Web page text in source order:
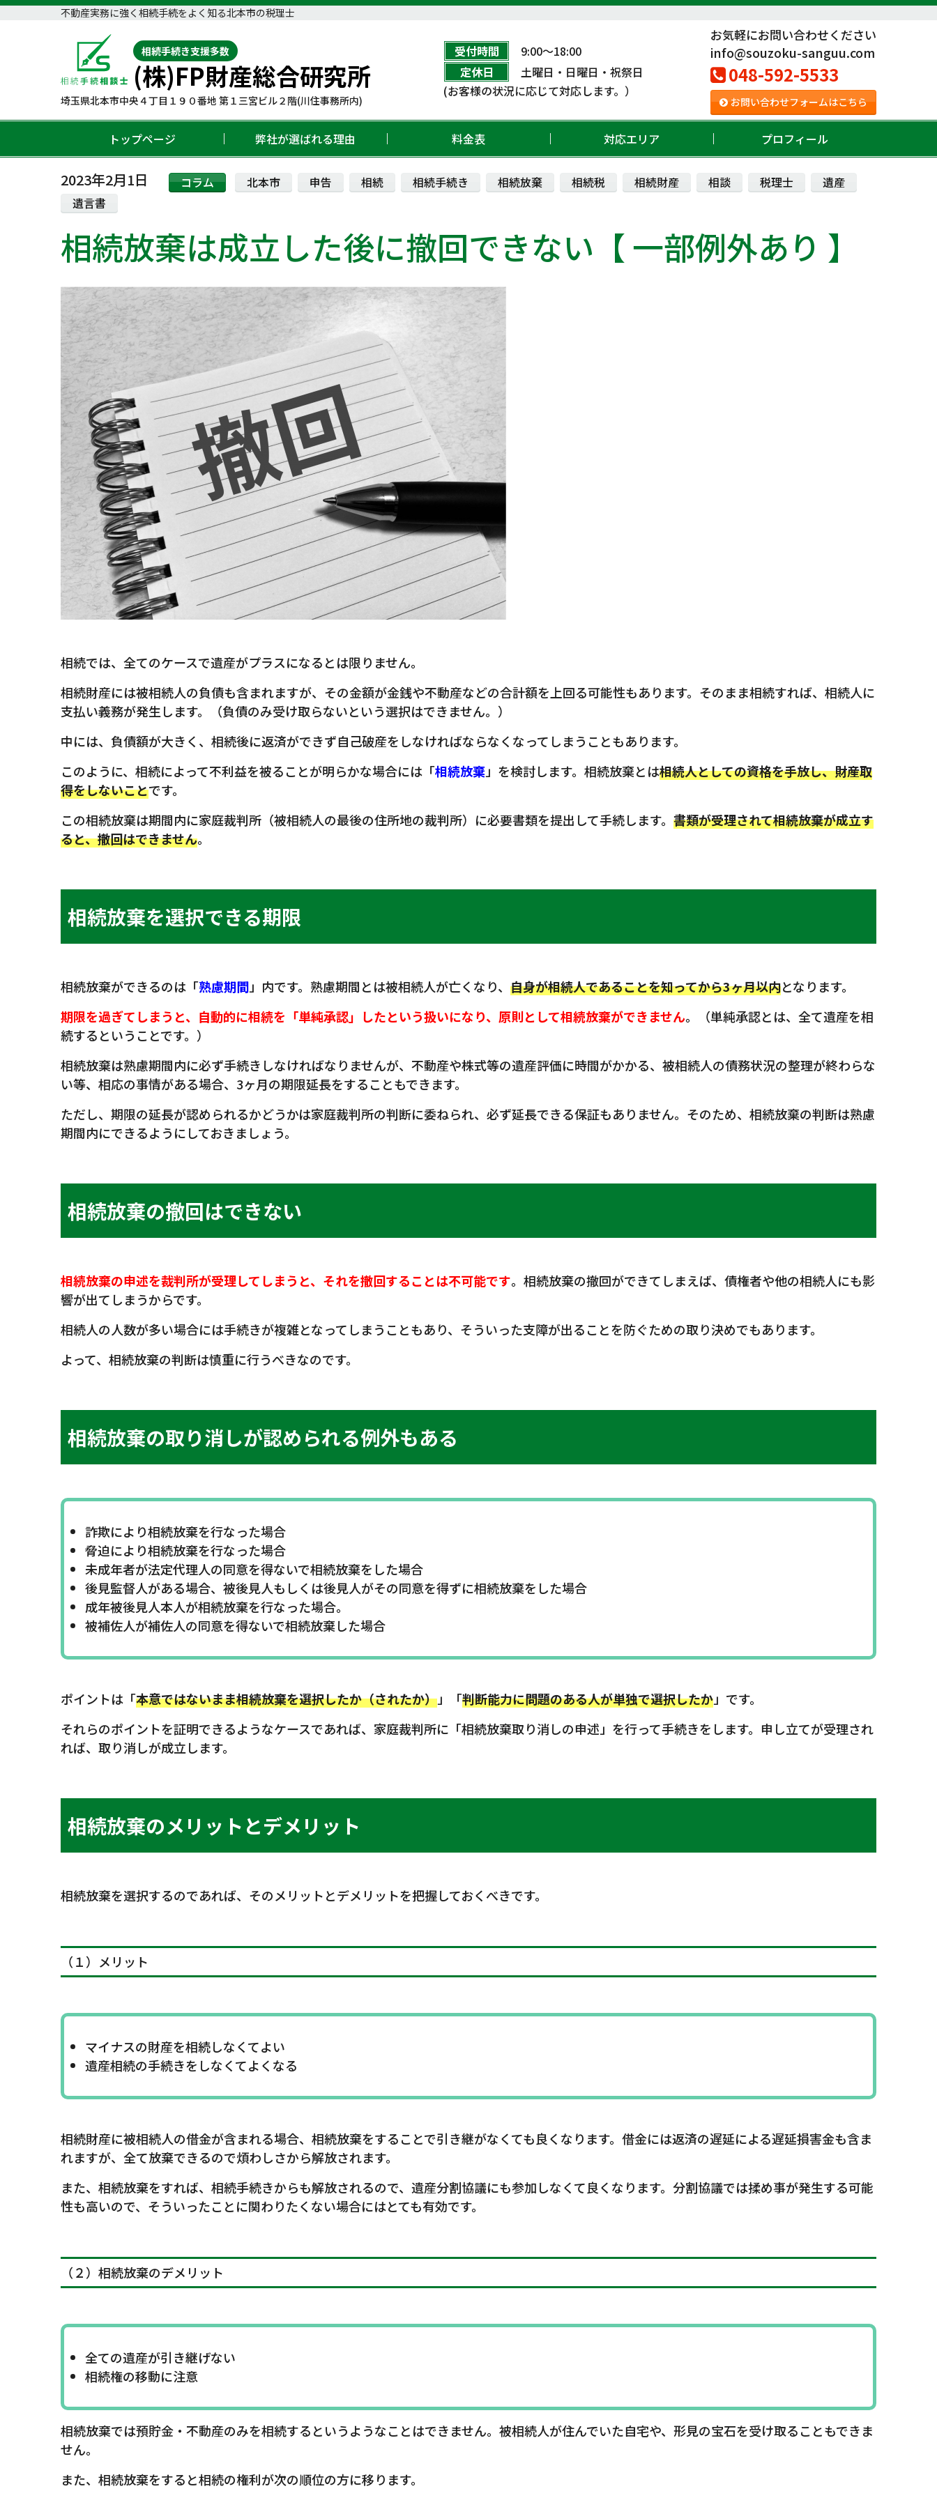
不動産実務に強く相続手続をよく知る北本市の税理士
相続手続き支援多数
(株)FP財産総合研究所
埼玉県北本市中央４丁目１９０番地 第１三宮ビル２階(川住事務所内)
受付時間
9:00〜18:00
定休日
土曜日・日曜日・祝祭日
(お客様の状況に応じて対応します。）
お気軽にお問い合わせください
info@souzoku-sanguu.com
048-592-5533
お問い合わせフォームはこちら
トップページ 弊社が選ばれる理由 料金表 対応エリア プロフィール
2023年2月1日 コラム 北本市 申告 相続 相続手続き 相続放棄 相続税 相続財産 相談 税理士
遺産
遺言書
相続放棄は成立した後に撤回できない【 一部例外あり 】
相続では、全てのケースで遺産がプラスになるとは限りません。
相続財産には被相続人の負債も含まれますが、その金額が金銭や不動産などの合計額を上回る可能性もあります。そのまま相続すれば、相続人に
支払い義務が発生します。（負債のみ受け取らないという選択はできません。）
中には、負債額が大きく、相続後に返済ができず自己破産をしなければならなくなってしまうこともあります。
このように、相続によって不利益を被ることが明らかな場合には「相続放棄」を検討します。相続放棄とは相続人としての資格を手放し、財産取
得をしないことです。
この相続放棄は期間内に家庭裁判所（被相続人の最後の住所地の裁判所）に必要書類を提出して手続します。 書類が受理されて相続放棄が成立す
ると、撤回はできません。
相続放棄を選択できる期限
相続放棄ができるのは「熟慮期間」内です。熟慮期間とは被相続人が亡くなり、 自身が相続人であることを知ってから3ヶ月以内となります。
期限を過ぎてしまうと、自動的に相続を「単純承認」したという扱いになり、原則として相続放棄ができません。（単純承認とは、全て遺産を相
続するということです。）
相続放棄は熟慮期間内に必ず手続きしなければなりませんが、不動産や株式等の遺産評価に時間がかかる、被相続人の債務状況の整理が終わらな
い等、相応の事情がある場合、3ヶ月の期限延長をすることもできます。
ただし、期限の延長が認められるかどうかは家庭裁判所の判断に委ねられ、必ず延長できる保証もありません。そのため、相続放棄の判断は熟慮
期間内にできるようにしておきましょう。
相続放棄の撤回はできない
相続放棄の申述を裁判所が受理してしまうと、それを撤回することは不可能です。相続放棄の撤回ができてしまえば、債権者や他の相続人にも影
響が出てしまうからです。
相続人の人数が多い場合には手続きが複雑となってしまうこともあり、そういった支障が出ることを防ぐための取り決めでもあります。
よって、相続放棄の判断は慎重に行うべきなのです。
相続放棄の取り消しが認められる例外もある
詐欺により相続放棄を行なった場合
脅迫により相続放棄を行なった場合
未成年者が法定代理人の同意を得ないで相続放棄をした場合
後見監督人がある場合、被後見人もしくは後見人がその同意を得ずに相続放棄をした場合
成年被後見人本人が相続放棄を行なった場合。
被補佐人が補佐人の同意を得ないで相続放棄した場合
ポイントは「本意ではないまま相続放棄を選択したか（されたか）」「判断能力に問題のある人が単独で選択したか」です。
それらのポイントを証明できるようなケースであれば、家庭裁判所に「相続放棄取り消しの申述」を行って手続きをします。申し立てが受理され
れば、取り消しが成立します。
相続放棄のメリットとデメリット
相続放棄を選択するのであれば、そのメリットとデメリットを把握しておくべきです。
（１）メリット
マイナスの財産を相続しなくてよい
遺産相続の手続きをしなくてよくなる
相続財産に被相続人の借金が含まれる場合、相続放棄をすることで引き継がなくても良くなります。借金には返済の遅延による遅延損害金も含ま
れますが、全て放棄できるので煩わしさから解放されます。
また、相続放棄をすれば、相続手続きからも解放されるので、遺産分割協議にも参加しなくて良くなります。分割協議では揉め事が発生する可能
性も高いので、そういったことに関わりたくない場合にはとても有効です。
（２）相続放棄のデメリット
全ての遺産が引き継げない
相続権の移動に注意
相続放棄では預貯金・不動産のみを相続するというようなことはできません。被相続人が住んでいた自宅や、形見の宝石を受け取ることもできま
せん。
また、相続放棄をすると相続の権利が次の順位の方に移ります。